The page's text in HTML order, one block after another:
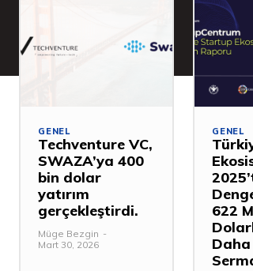
GENEL
Techventure VC,
SWAZA’ya 400
bin dolar
yatırım
gerçekleştirdi.
Müge Bezgin -
Mart 30, 2026
GENEL
622
Daha